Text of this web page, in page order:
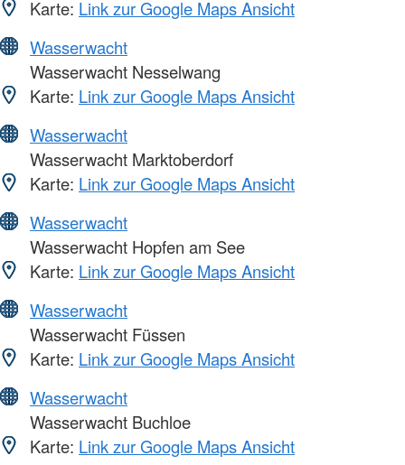
Karte: Link zur Google Maps Ansicht
Wasserwacht
Wasserwacht Nesselwang
Karte: Link zur Google Maps Ansicht
Wasserwacht
Wasserwacht Marktoberdorf
Karte: Link zur Google Maps Ansicht
Wasserwacht
Wasserwacht Hopfen am See
Karte: Link zur Google Maps Ansicht
Wasserwacht
Wasserwacht Füssen
Karte: Link zur Google Maps Ansicht
Wasserwacht
Wasserwacht Buchloe
Karte: Link zur Google Maps Ansicht